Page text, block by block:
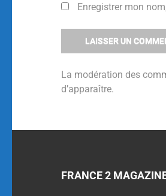
Enregistrer mon
La modération des
d’apparaître.
FRANCE 2